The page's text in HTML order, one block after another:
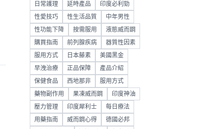
日常護理 延時產品 印度必利勁
性愛技巧 性生活品質 中年男性
性功能下降 按需服用 液態威而鋼
購買指南 前列腺疾病 器質性因素
服用方式 日本藤素 美國黑金
早洩治療 正品保障 產品介紹
保健食品 西地那非 服用方式
藥物副作用 果凍威而鋼 印度神油
壓力管理 印度犀利士 每日療法
用藥指南 威而鋼心得 德國必邦